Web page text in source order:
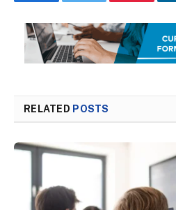
RELATED POSTS